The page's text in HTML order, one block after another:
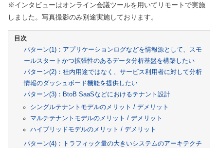
※インタビューはオンライン会議ツールを用いてリモートで実施
しました。写真撮影のみ別途実施しております。
パターン(1)：アプリケーションログなどを情報源として、スモ
ールスタートかつ拡張性のあるデータ分析基盤を構築したい
パターン(2)：社内用途ではなく、サービス利用者に対して分析
情報のダッシュボード機能を提供したい
パターン(3)：BtoB SaaSなどにおけるテナント設計
シングルテナントモデルのメリット / デメリット
マルチテナントモデルのメリット / デメリット
ハイブリッドモデルのメリット / デメリット
パターン(4)：トラフィック量の大きいシステムのアーキテクチ